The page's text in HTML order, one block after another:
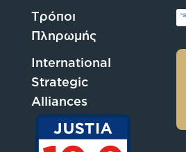
Τρόποι
Πληρωμής
International
Strategic
Alliances